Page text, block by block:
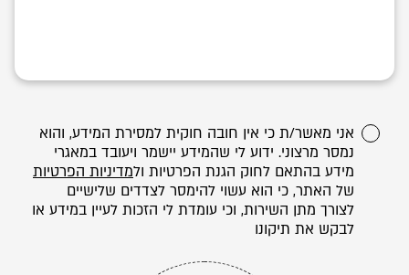
אני מאשר/ת כי אין חובה חוקית למסירת המידע, והוא
נמסר מרצוני. ידוע לי שהמידע יישמר ויעובד במאגרי
מידע בהתאם לחוק הגנת הפרטיות ולמדיניות הפרטיות
של האתר, כי הוא עשוי להימסר לצדדים שלישיים
לצורך מתן השירות, וכי עומדת לי הזכות לעיין במידע או
לבקש את תיקונו